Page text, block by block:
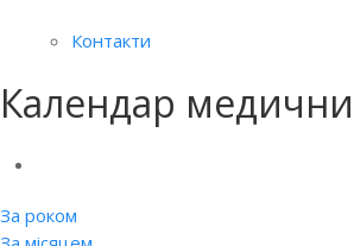
Контакти
Календар
За роком